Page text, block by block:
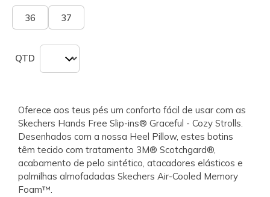
36 37
QTD
Oferece aos teus pés um conforto fácil de usar com as
Skechers Hands Free Slip-ins® Graceful - Cozy Strolls.
Desenhados com a nossa Heel Pillow, estes botins
têm tecido com tratamento 3M® Scotchgard®,
acabamento de pelo sintético, atacadores elásticos e
palmilhas almofadadas Skechers Air-Cooled Memory
Foam™.